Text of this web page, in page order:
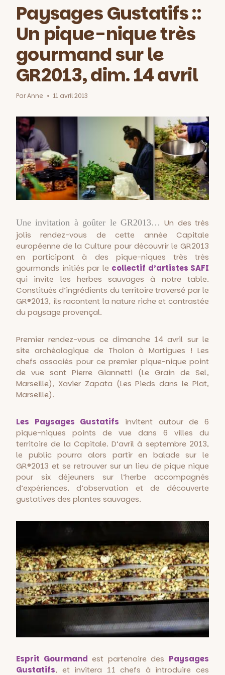
Paysages Gustatifs ::
Un pique-nique très
gourmand sur le
GR2013, dim. 14 avril
ParAnne 11 avril 2013
Une invitation à goûter le GR2013…Un des très
jolis rendez-vous de cette année Capitale
européenne de la Culture pour découvrir le GR2013
en participant à des pique-niques très très
gourmands initiés par le collectif d’artistes SAFI
qui invite les herbes sauvages à notre table.
Constitués d’ingrédients du territoire traversé par le
GR®2013, ils racontent la nature riche et contrastée
du paysage provençal.
Premier rendez-vous ce dimanche 14 avril sur le
site archéologique de Tholon à Martigues ! Les
chefs associés pour ce premier pique-nique point
de vue sont Pierre Giannetti (Le Grain de Sel,
Marseille), Xavier Zapata (Les Pieds dans le Plat,
Marseille).
Les Paysages Gustatifs invitent autour de 6
pique-niques points de vue dans 6 villes du
territoire de la Capitale. D’avril à septembre 2013,
le public pourra alors partir en balade sur le
GR®2013 et se retrouver sur un lieu de pique nique
pour six déjeuners sur l’herbe accompagnés
d’expériences, d’observation et de découverte
gustatives des plantes sauvages.
Esprit Gourmand est partenaire des Paysages
Gustatifs, et invitera 11 chefs à introduire ces